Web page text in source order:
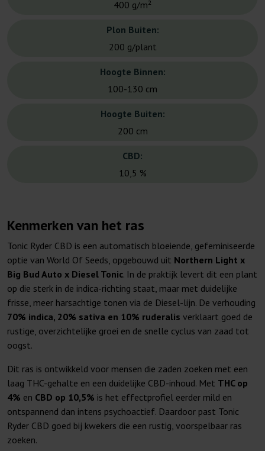
400 g/m²
Plon Buiten:
200 g/plant
Hoogte Binnen:
100-130 cm
Hoogte Buiten:
200 cm
CBD:
10,5 %
Kenmerken van het ras
Tonic Ryder CBD is een automatisch bloeiende, gefeminiseerde
optie van World Of Seeds, opgebouwd uit Northern Light x
Big Bud Auto x Diesel Tonic. In de praktijk levert dit een plant
op die sterk in de indica-richting staat, maar met duidelijke
frisse, meer harsachtige tonen via de Diesel-lijn. De verhouding
70% indica, 20% sativa en 10% ruderalis verklaart goed de
rustige, overzichtelijke groei en de snelle cyclus van zaad tot
oogst.
Dit ras is ontwikkeld voor mensen die zaden zoeken met een
laag THC-gehalte en een duidelijke CBD-inhoud. Met THC op
4% en CBD op 10,5% is het effectprofiel eerder mild en
ontspannend dan intens psychoactief. Daardoor past Tonic
Ryder CBD goed bij kwekers die een rustig, voorspelbaar ras
zoeken.